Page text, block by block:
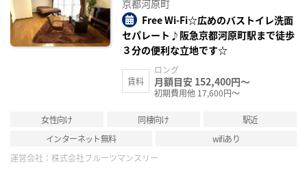
京都河原町
Free Wi-Fi☆広めのバストイレ洗面
セパレート♪阪急京都河原町駅まで徒歩
３分の便利な立地です☆
賃料
ロング
月額目安 152,400円～
初期費用他 17,600円～
女性向け 同棲向け
駅近
インターネット無料
wifiあり
運営会社： 株式会社フルーツマンスリー